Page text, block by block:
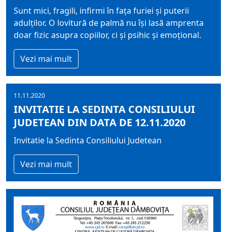
Sunt mici, fragili, infirmi în faţa furiei şi puterii
adulţilor. O lovitură de palmă nu îşi lasă amprenta
doar fizic asupra copiilor, ci şi psihic şi emoţional.
Vezi mai mult
11.11.2020
INVITATIE LA SEDINTA CONSILIULUI
JUDETEAN DIN DATA DE 12.11.2020
Invitatie la Sedinta Consiliului Judetean
Vezi mai mult